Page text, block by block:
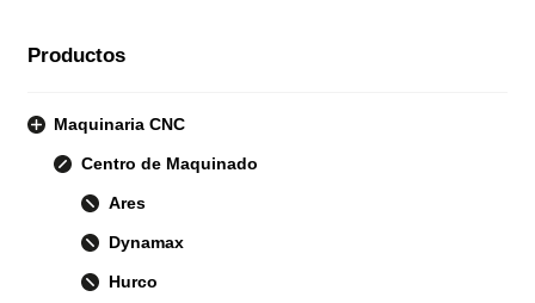
Productos
Maquinaria CNC
Centro de Maquinado
Ares
Dynamax
Hurco